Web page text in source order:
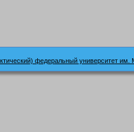
федеральный университет